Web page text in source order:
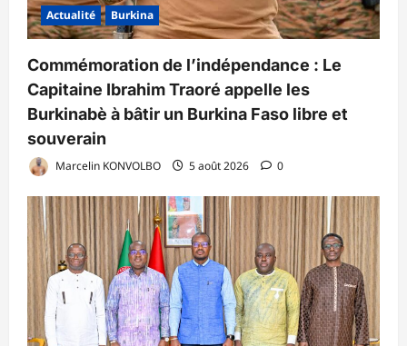
Actualité Burkina
Commémoration de l’indépendance : Le
Capitaine Ibrahim Traoré appelle les
Burkinabè à bâtir un Burkina Faso libre et
souverain
Marcelin KONVOLBO 5 août 2026 0